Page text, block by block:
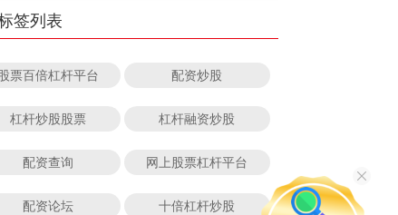
签列表
票百倍杠杆平台 配资炒股
杠杆炒股股票 杠杆融资炒股
配资查询 网上股票杠杆平台
配资论坛 十倍杠杆炒股